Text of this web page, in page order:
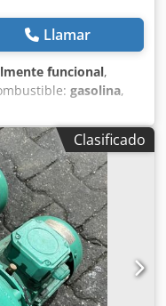
Llamar
funcional,
gasolina,
membrana NUEVA
– NUEVA |
& AMT 337G-96B |
l/min | Salida 80 mm
Peso 53,5 kg |
bastidor de transporte
Datos técnicos:
3 Estado: NUEVO
Caudal: 333 l/min
GX 160 gasolina
Clasificado